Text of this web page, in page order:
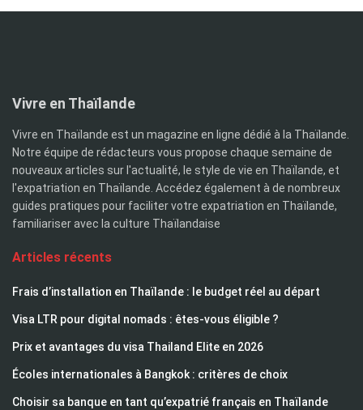
Vivre en Thaïlande
Vivre en Thaïlande est un magazine en ligne dédié à la Thaïlande.
Notre équipe de rédacteurs vous propose chaque semaine de
nouveaux articles sur l'actualité, le style de vie en Thaïlande, et
l'expatriation en Thaïlande. Accédez également à de nombreux
guides pratiques pour faciliter votre expatriation en Thaïlande,
familiariser avec la culture Thaïlandaise
Articles récents
Frais d’installation en Thaïlande : le budget réel au départ
Visa LTR pour digital nomads : êtes-vous éligible ?
Prix et avantages du visa Thailand Elite en 2026
Écoles internationales à Bangkok : critères de choix
Choisir sa banque en tant qu’expatrié français en Thaïlande